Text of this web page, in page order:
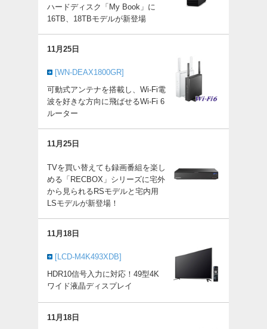
ハードディスク「My Book」に
16TB、18TBモデルが新登場
11月25日
[WN-DEAX1800GR]
可動式アンテナを搭載し、Wi-Fi電
波を好きな方向に飛ばせるWi-Fi 6
ルーター
11月25日
TVを買い替えても録画番組を楽し
める「RECBOX」シリーズに宅外
から見られるRSモデルと宅内用
LSモデルが新登場！
11月18日
[LCD-M4K493XDB]
HDR10信号入力に対応！49型4K
ワイド液晶ディスプレイ
11月18日